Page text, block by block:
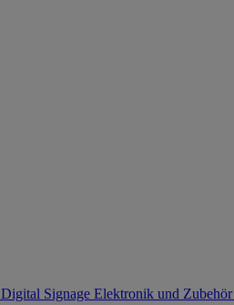
Digital Signage Elektronik und Zubehör